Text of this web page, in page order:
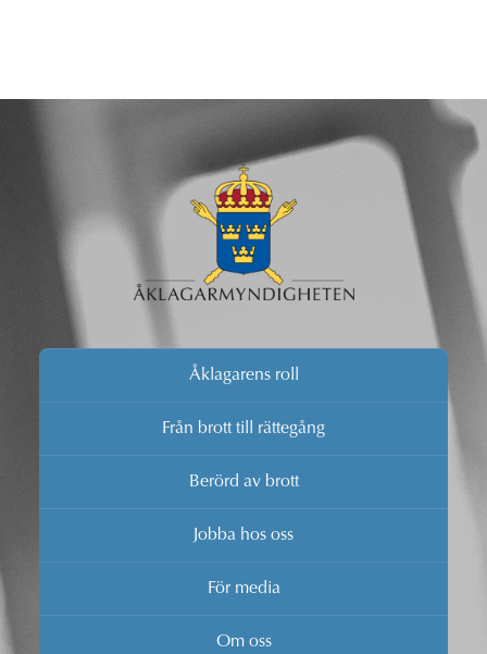
Åklagarens roll
Från brott till rättegång
Berörd av brott
Jobba hos oss
För media
Om oss